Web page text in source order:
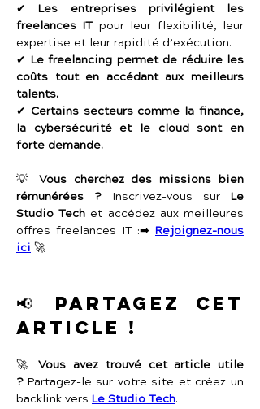
✔ Les entreprises privilégient les
freelances IT pour leur flexibilité, leur
expertise et leur rapidité d’exécution.
✔ Le freelancing permet de réduire les
coûts tout en accédant aux meilleurs
talents.
✔ Certains secteurs comme la finance,
la cybersécurité et le cloud sont en
forte demande.
💡 Vous cherchez des missions bien
rémunérées ? Inscrivez-vous sur Le
Studio Tech et accédez aux meilleures
offres freelances IT :➡ Rejoignez-nous
ici 🚀
📢 Partagez cet
article !
🚀 Vous avez trouvé cet article utile
? Partagez-le sur votre site et créez un
backlink vers Le Studio Tech.